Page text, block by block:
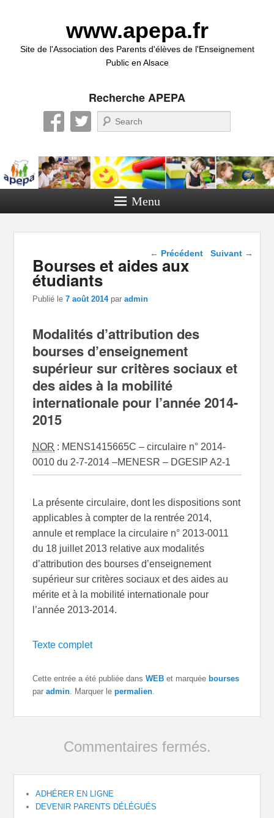
www.apepa.fr
Site de l'Association des Parents d'élèves de l'Enseignement
Public en Alsace
Recherche APEPA
Recherche
Menu
Navigation dans les
← Précédent Suivant →
Bourses et aides aux
étudiants
Publié le7 août 2014 paradmin
Modalités d’attribution des
bourses d’enseignement
supérieur sur critères sociaux et
des aides à la mobilité
internationale pour l’année 2014-
2015
NOR : MENS1415665C –circulaire n° 2014-
0010 du 2-7-2014 –MENESR – DGESIP A2-1
La présente circulaire, dont les dispositions sont
applicables à compter de la rentrée 2014,
annule et remplace la circulaire n° 2013-0011
du 18 juillet 2013 relative aux modalités
d’attribution des bourses d’enseignement
supérieur sur critères sociaux et des aides au
mérite et à la mobilité internationale pour
l’année 2013-2014.
Texte complet
Cette entrée a été publiée dansWEB et marquée bourses
paradmin . Marquer lepermalien
Commentaires fermés.
ADHÉRER EN LIGNE
DEVENIR PARENTS DÉLÉGUÉS